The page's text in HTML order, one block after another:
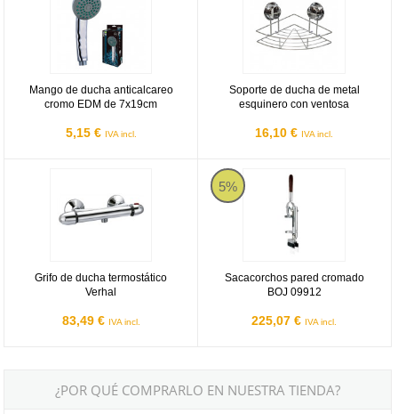
Mango de ducha anticalcareo
cromo EDM de 7x19cm
5,15 € IVA incl.
Soporte de ducha de metal
esquinero con ventosa
16,10 € IVA incl.
Grifo de ducha termostático
Verhal
83,49 € IVA incl.
5%
Sacacorchos pared cromado
BOJ 09912
225,07 € IVA incl.
Sacacorchos pared cromado
¿POR QUÉ COMPRARLO EN NUESTRA TIENDA?